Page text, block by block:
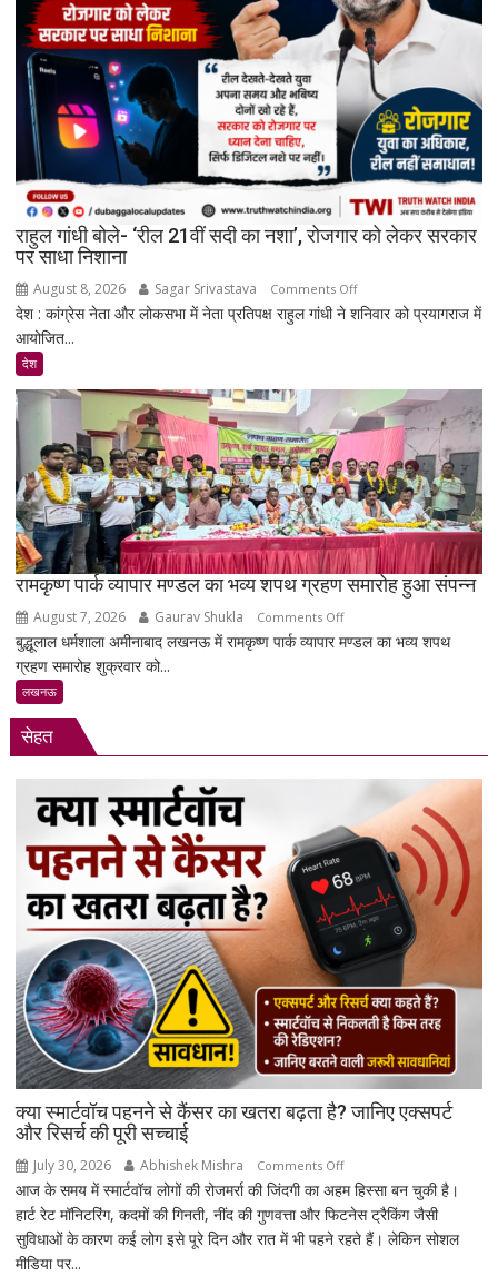
सरकार:
रिकमेंडेशन
सिस्टम
और
पेड
प्रमोशन
से
जवाब
राहुल गांधी बोले- ‘रील 21वीं सदी का नशा’, रोजगार को लेकर सरकार
पर साधा निशाना
August 8, 2026 Sagar Srivastava Comments Offon
राहुल
21वीं
सदी
का
नशा’,
रोजगार
को
लेकर
सरकार
देश : कांग्रेस नेता और लोकसभा में नेता प्रतिपक्ष राहुल गांधी ने शनिवार को प्रयागराज में
आयोजित...
देश
रामकृष्ण पार्क व्यापार मण्डल का भव्य शपथ ग्रहण समारोह हुआ संपन्न
August 7, 2026 Gaurav Shukla Comments Offon
रामकृष्ण
समारोह
संपन्न
बुद्धूलाल धर्मशाला अमीनाबाद लखनऊ में रामकृष्ण पार्क व्यापार मण्डल का भव्य शपथ
ग्रहण समारोह शुक्रवार को...
लखनऊ
सेहत
क्या स्मार्टवॉच पहनने से कैंसर का खतरा बढ़ता है? जानिए एक्सपर्ट
और रिसर्च की पूरी सच्चाई
July 30, 2026 Abhishek Mishra Comments Offon
क्या
स्मार्टवॉच
पहनने
आज के समय में स्मार्टवॉच लोगों की रोजमर्रा की जिंदगी का अहम हिस्सा बन चुकी है।
हार्ट रेट मॉनिटरिंग, कदमों की गिनती, नींद की गुणवत्ता और फिटनेस ट्रैकिंग जैसी
सुविधाओं के कारण कई लोग इसे पूरे दिन और रात में भी पहने रहते हैं। लेकिन सोशल
मीडिया पर...